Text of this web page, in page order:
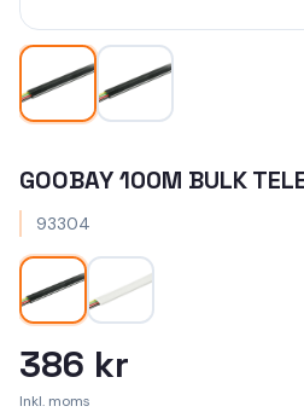
GOOBAY 100M BULK
93304
386 kr
Inkl. moms